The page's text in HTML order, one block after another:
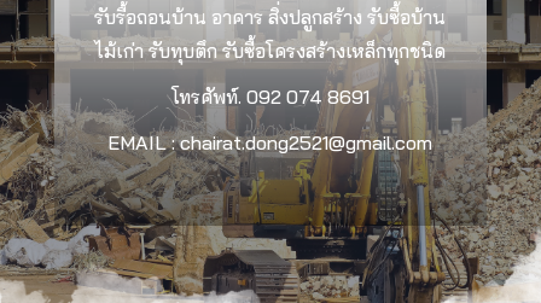
รับรื้อถอนบ้าน อาคาร สิ่งปลูกสร้าง รับซื้อบ้าน
ไม้เก่า รับทุบตึก รับซื้อโครงสร้างเหล็กทุกชนิด
โทรศัพท์. 092 074 8691
EMAIL : chairat.dong2521@gmail.com